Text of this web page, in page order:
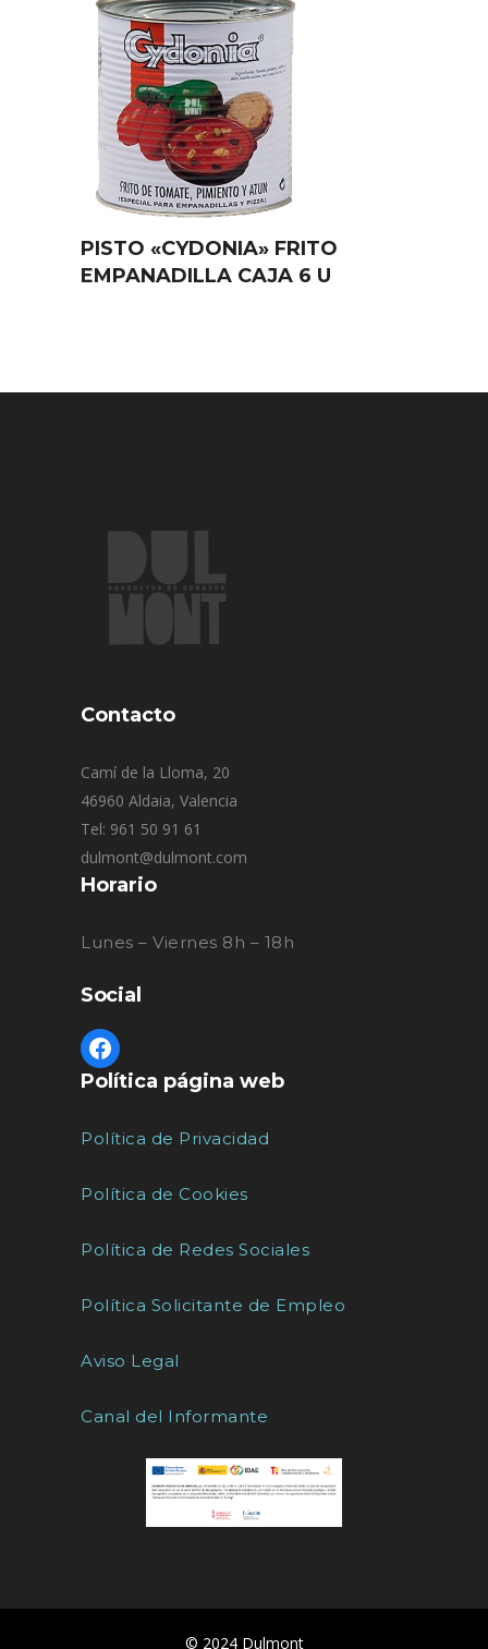
PISTO «CYDONIA» FRITO
EMPANADILLA CAJA 6 U
Contacto
Camí de la Lloma, 20
46960 Aldaia, Valencia
Tel: 961 50 91 61
dulmont@dulmont.com
Horario
Lunes – Viernes 8h – 18h
Social
Política página web
Política de Privacidad
Política de Cookies
Política de Redes Sociales
Política Solicitante de Empleo
Aviso Legal
Canal del Informante
© 2024 Dulmont